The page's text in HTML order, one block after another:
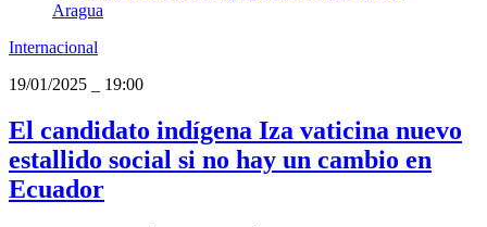
Internacional
19/01/2025
19:00
El candidato indígena Iza vaticina nuevo
estallido social si no hay un cambio en
Ecuador